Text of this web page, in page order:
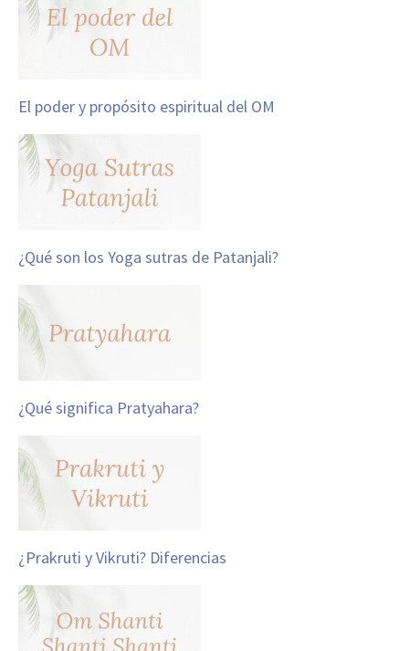
El poder y propósito espiritual del OM
¿Qué son los Yoga sutras de Patanjali?
¿Qué significa Pratyahara?
¿Prakruti y Vikruti? Diferencias